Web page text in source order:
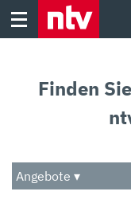
Skip
Audio
Das Beste
Finden
Angebote ▾